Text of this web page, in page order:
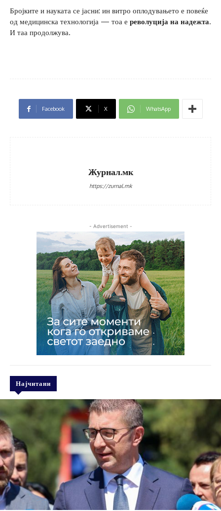
Бројките и науката се јасни: ин витро оплодувањето е повеќе
од медицинска технологија — тоа е револуција на надежта.
И таа продолжува.
Facebook X WhatsApp
Журнал.мк
https://zurnal.mk
- Advertisement -
Најчитани